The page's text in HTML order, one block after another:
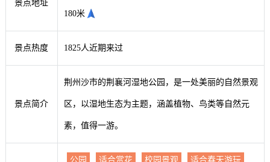
景点地址
180米
景点热度 1825人近期来过
景点简介
荆州沙市的荆襄河湿地公园，是一处美丽的自然景观
区，以湿地生态为主题，涵盖植物、鸟类等自然元
素，值得一游。
公园 适合赏花 校园景观 适合春天游玩